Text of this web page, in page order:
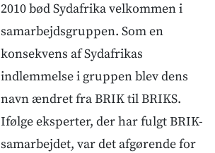
2010 bød Sydafrika velkommen i
samarbejdsgruppen. Som en
konsekvens af Sydafrikas
indlemmelse i gruppen blev dens
navn ændret fra BRIK til BRIKS.
Ifølge eksperter, der har fulgt BRIK-
samarbejdet, var det afgørende for